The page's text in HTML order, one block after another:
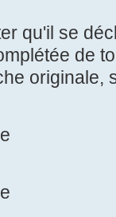
qu'il se
de
originale,